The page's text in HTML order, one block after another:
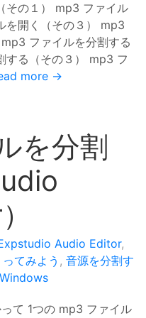
その１） mp3 ファイル
を開く（その３） mp3
ファイルを分割する
する（その３） mp3 フ
more →
を分割
Audio Editor,
てみよう , 音源を分割す
Windows
て 1つの mp3 ファイル